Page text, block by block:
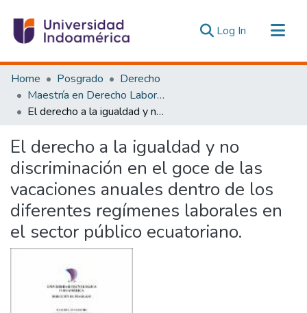
Log In (current)
Communities & Collections
All of DSpace
Statistics
Home Posgrado
Derecho
Maestría en Derecho Laboral y Seguridad Social
El derecho a la igualdad y no discriminación en el goce de las vacaciones anuales dentro de los diferentes regímenes laborales en el sector público ecuatoriano.
El derecho a la igualdad y no
discriminación en el goce de las
vacaciones anuales dentro de los
diferentes regímenes laborales en
el sector público ecuatoriano.